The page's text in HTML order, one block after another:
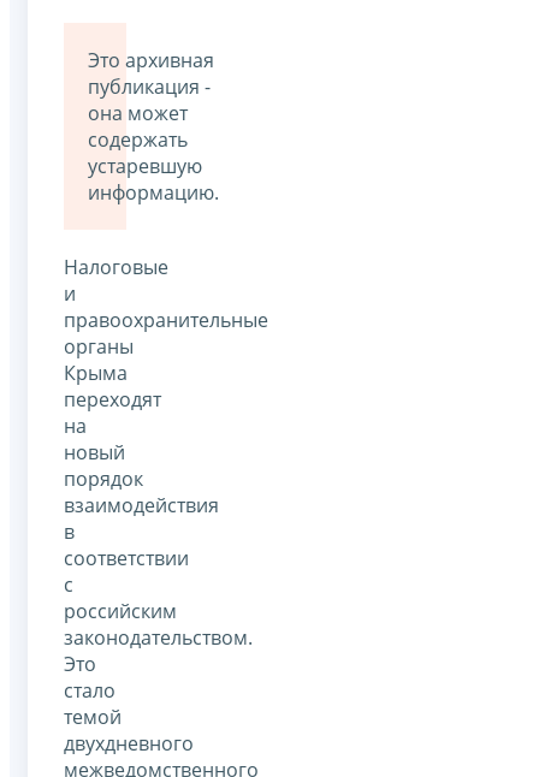
Это архивная
публикация -
она может
содержать
устаревшую
информацию.
Налоговые
и
правоохранительные
органы
Крыма
переходят
на
новый
порядок
взаимодействия
в
соответствии
с
российским
законодательством.
Это
стало
темой
двухдневного
межведомственного